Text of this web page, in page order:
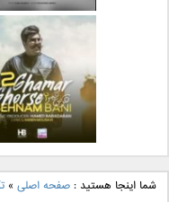
دانلود آهنگ جدید
یراحی بنام اسرار
دانلود آهنگ جدید
بانی بنام قرص قمر شما اینجا هستید :صفحه اصلی »